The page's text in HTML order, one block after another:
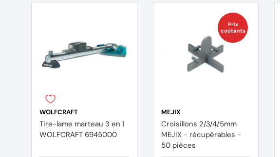
WOLFCRAFT
Tire-lame marteau 3 en 1
WOLFCRAFT 6945000
Prix
coûtants
MEJIX
Croisillons 2/3/4/5mm
MEJIX - récupérables -
50 pièces